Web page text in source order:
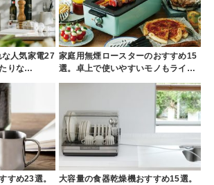
な人気家電27
りな…
家庭用無煙ロースターのおすすめ15
選。卓上で使いやすいモノもライ…
すめ23選。
大容量の食器乾燥機おすすめ15選。